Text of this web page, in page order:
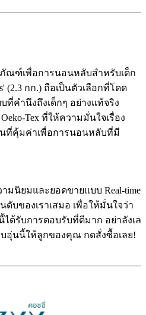
ณฑ์เพื่อการนอนหลับสำหรับเด็ก
(2.3 กก.) ถือเป็นตัวเลือกที่โดด
ที่คำนึงถึงเด็กๆ อย่างแท้จริง
Tex ที่ให้ความมั่นใจเรื่อง
ที่คุ้มค่าเพื่อการนอนหลับที่มี
นิยมและยอดขายแบบ Real-time
บของเราเสมอ เพื่อให้มั่นใจว่า
ด้รับการตอบรับที่ดีมาก อย่าลังเล
อุ่นนี้ให้ลูกของคุณ กดสั่งซื้อเลย!